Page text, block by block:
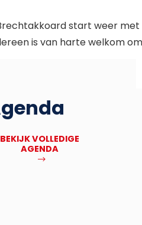
start weer met
is van harte welkom
BEKIJK VOLLEDIGE
AGENDA
Bronbankpraet